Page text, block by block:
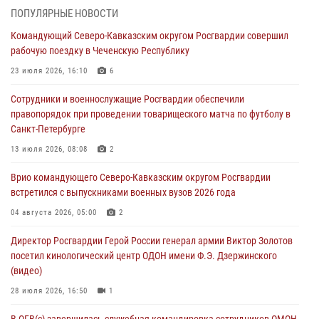
второй годовщине вторжения ВСУ на территорию области
06 августа 2026, 11:56
угрожавшего подростку травматическим пистолетом
06 августа 2026, 11:33
В Зауралье при содействии СОБР Росгвардии ликвидирована
06 августа 2026, 11:27
В Москве росгвардейцы задержали троих мужчин, устроивших
06 августа 2026, 11:20 1
ПОПУЛЯРНЫЕ НОВОСТИ
Командующий Северо-Кавказским округом Росгвардии совершил
рабочую поездку в Чеченскую Республику
23 июля 2026, 16:10 6
Сотрудники и военнослужащие Росгвардии обеспечили
правопорядок при проведении товарищеского матча по футболу в
Санкт-Петербурге
13 июля 2026, 08:08 2
Врио командующего Северо-Кавказским округом Росгвардии
встретился с выпускниками военных вузов 2026 года
04 августа 2026, 05:00 2
Директор Росгвардии Герой России генерал армии Виктор Золотов
посетил кинологический центр ОДОН имени Ф.Э. Дзержинского
(видео)
28 июля 2026, 16:50 1